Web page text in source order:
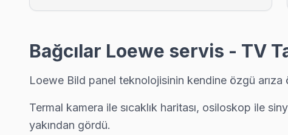
Göztepe Loewe Servis
Göztepe mahallesi Loewe TV servisi için ön değerlendirme
Güneşli Loewe Servis
Bağcılar Loewe servis - TV
Loewe Bild panel teknolojisinin kendine özgü
Termal kamera ile sıcaklık haritası, osiloskop ile
yakından gördü.